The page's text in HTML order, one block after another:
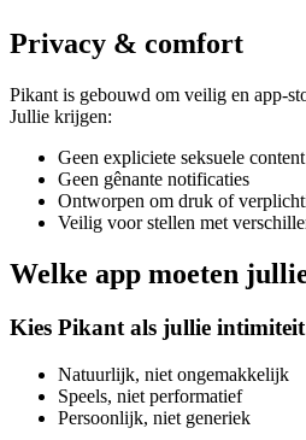
Privacy & comfort
Pikant is gebouwd om veilig en app-
Jullie krijgen:
Geen expliciete seksuele content
Geen gênante notificaties
Ontworpen om druk of
Veilig voor stellen met
Welke app moeten
Kies Pikant als jullie
Natuurlijk, niet ongemakkelijk
Speels, niet performatief
Persoonlijk, niet generiek